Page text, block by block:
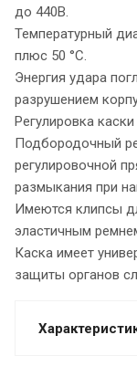
до 440В.
Температурный
плюс 50 °С.
Энергия удара
разрушением
Регулировка
Подбородочный
регулировочной
размыкания при
Имеются клипсы
эластичным
Каска имеет
защиты органов